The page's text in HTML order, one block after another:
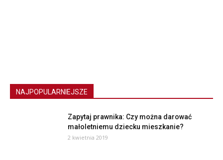
NAJPOPULARNIEJSZE
Zapytaj prawnika: Czy można darować
małoletniemu dziecku mieszkanie?
2 kwietnia 2019